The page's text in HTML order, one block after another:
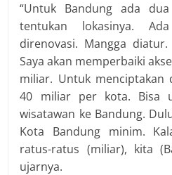
“Untuk Bandung ada
tentukan lokasinya.
direnovasi. Mang­ga
Saya akan memperbaiki
miliar. Untuk menciptakan
40 miliar per kota. Bisa
wisatawan ke Bandung.
Kota Bandung minim.
ratus-ratus (miliar), kita
ujarnya.